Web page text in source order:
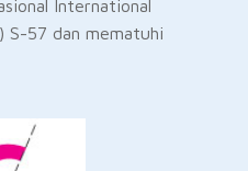
International
S-57 dan mematuhi